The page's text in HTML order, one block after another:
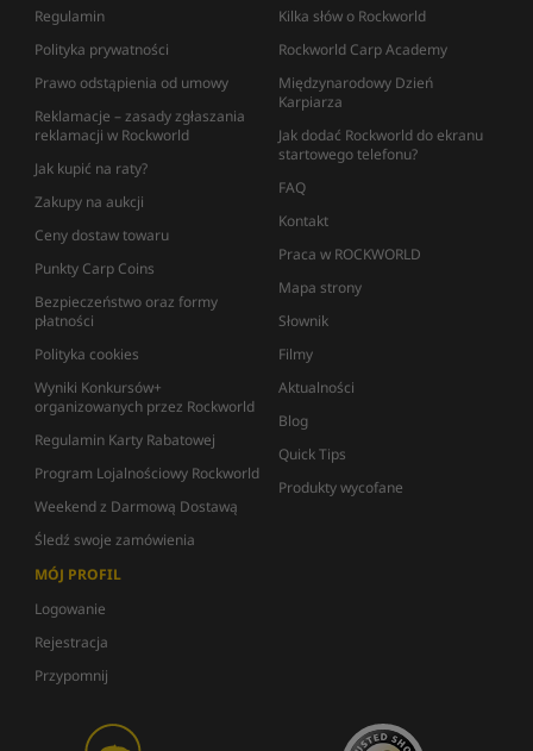
Regulamin
Polityka prywatności
Prawo odstąpienia od umowy
Reklamacje – zasady zgłaszania
reklamacji w Rockworld
Jak kupić na raty?
Zakupy na aukcji
Ceny dostaw towaru
Punkty Carp Coins
Bezpieczeństwo oraz formy
płatności
Polityka cookies
Wyniki Konkursów+
organizowanych przez Rockworld
Regulamin Karty Rabatowej
Program Lojalnościowy Rockworld
Weekend z Darmową Dostawą
Śledź swoje zamówienia
Kilka słów o Rockworld
Rockworld Carp Academy
Międzynarodowy Dzień
Karpiarza
Jak dodać Rockworld do ekranu
startowego telefonu?
FAQ
Kontakt
Praca w ROCKWORLD
Mapa strony
Słownik
Filmy
Aktualności
Blog
Quick Tips
Produkty wycofane
MÓJ PROFIL
Logowanie
Rejestracja
Przypomnij